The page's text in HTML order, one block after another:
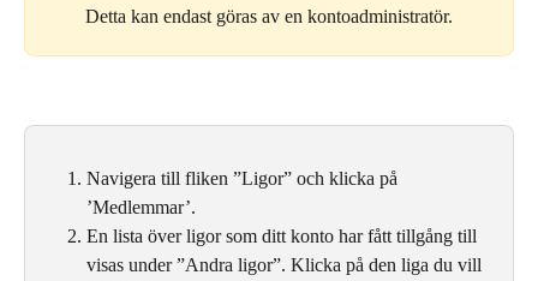
Detta kan endast göras av en kontoadministratör.
Navigera till fliken ”Ligor” och klicka på
’Medlemmar’.
En lista över ligor som ditt konto har fått tillgång till
visas under ”Andra ligor”. Klicka på den liga du vill